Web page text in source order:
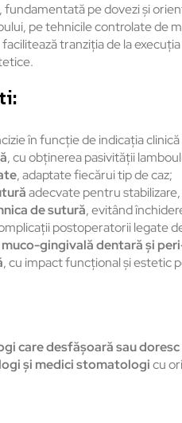
pe dovezi și
pe tehnicile controlate de
tranziția de la
în funcție de indicația
, cu obținerea pasivității
, adaptate fiecărui tip de caz;
adecvate pentru
de sutură, evitând
postoperatorii legate
gingivală dentară și
, cu impact funcțional și estetic
care desfășoară sau
și medici stomatologicu